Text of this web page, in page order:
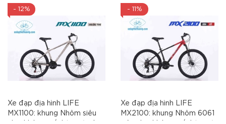
Hot 2025
nhất 2025
- 12%
Xe đạp địa hình LIFE
MX1100: khung Nhôm siêu
- 11%
Xe đạp địa hình LIFE
MX2100: khung Nhôm 6061